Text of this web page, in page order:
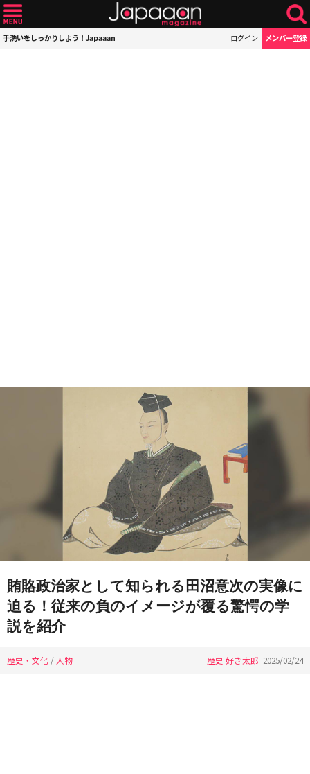
手洗いをしっかりしよう！Japaaan ログイン メンバー登録
賄賂政治家として知られる田沼意次の実像に
迫る！従来の負のイメージが覆る驚愕の学
説を紹介
歴史・文化 / 人物 歴史 好き太郎 2025/02/24